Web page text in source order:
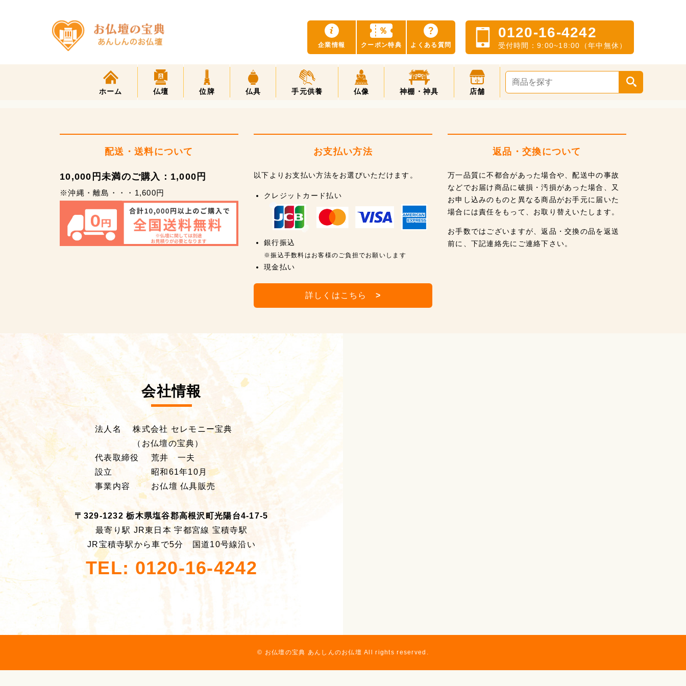
企業情報
％
クーポン特典
？
よくある質問
0120-16-4242
受付時間：9:00~18:00（年中無休）
ホーム 仏壇 位牌 仏具 手元供養 仏像 神棚・神具 店舗
配送・送料について
10,000円未満のご購入：1,000円
※沖縄・離島・・・1,600円
お支払い方法
以下よりお支払い方法をお選びいただけます。
クレジットカード払い
銀行振込
※振込手数料はお客様のご負担でお願いします
現金払い
詳しくはこちら >
返品・交換について
万一品質に不都合があった場合や、配送中の事故
などでお届け商品に破損・汚損があった場合、又
お申し込みのものと異なる商品がお手元に届いた
場合には責任をもって、お取り替えいたします。
お手数ではございますが、返品・交換の品を返送
前に、下記連絡先にご連絡下さい。
会社情報
法人名
株式会社 セレモニー宝典
（お仏壇の宝典）
代表取締役
荒井 一夫
設立
昭和61年10月
事業内容
お仏壇 仏具販売
〒329-1232 栃木県塩谷郡高根沢町光陽台4-17-5
最寄り駅 JR東日本 宇都宮線 宝積寺駅
JR宝積寺駅から車で5分 国道10号線沿い
TEL: 0120-16-4242
© お仏壇の宝典 あんしんのお仏壇 All rights reserved.